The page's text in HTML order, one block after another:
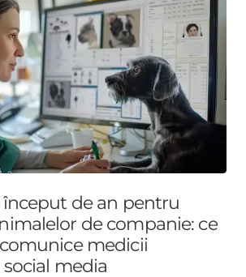
început de an pentru
de companie: ce
medicii
media